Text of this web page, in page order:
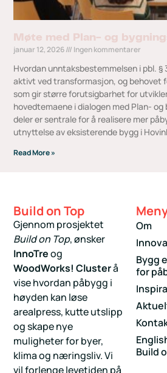
Møte med Plan- og
januar 12, 2026 Ingen kommentarer
Hvordan unntaksbestemmelsen i pbl. §
aktivt ved transformasjon, og behovet
som gir større forutsigbarhet for
hovedtemaene i dialogen med Plan-
deler er sentrale for å realisere mer
utnyttelse av eksisterende bygg i
Read More »
Build on Top
Gjennom prosjektet
Build on Top, ønsker
InnoTreog
WoodWorks! Clusterå
vise hvordan påbygg i
høyden kan løse
arealpress, kutte utslipp
og skape nye
muligheter for byer,
klima og næringsliv. Vi
vil forlenge levetiden på
Om
Bygg
for
Build